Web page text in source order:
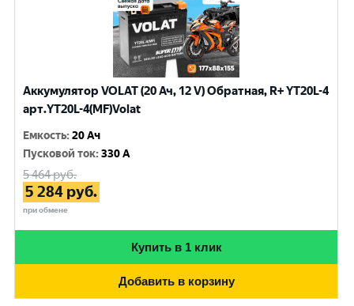
Аккумулятор VOLAT (20 Ач, 12 V) Обратная, R+ YT20L-4
арт.YT20L-4(MF)Volat
Емкость:20 Ач
Пусковой ток:330 A
5 464руб.
5 284 руб.
при обмене
Купить в 1 клик
Добавить в корзину